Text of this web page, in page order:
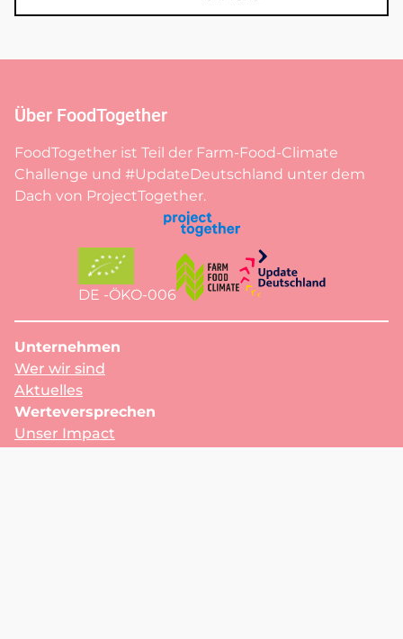
Über FoodTogether
FoodTogether ist Teil der Farm-Food-Climate
Challenge und #UpdateDeutschland unter dem
Dach von ProjectTogether.
DE -ÖKO-006
Unternehmen
Wer wir sind
Aktuelles
Werteversprechen
Unser Impact